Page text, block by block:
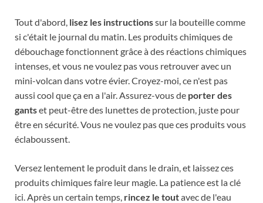
Tout d'abord, lisez les instructionssur la bouteille comme
si c'était le journal du matin. Les produits chimiques de
débouchage fonctionnent grâce à des réactions chimiques
intenses, et vous ne voulez pas vous retrouver avec un
mini-volcan dans votre évier. Croyez-moi, ce n'est pas
aussi cool que ça en a l'air. Assurez-vous de porter des
gantset peut-être des lunettes de protection, juste pour
être en sécurité. Vous ne voulez pas que ces produits vous
éclaboussent.
Versez lentement le produit dans le drain, et laissez ces
produits chimiques faire leur magie. La patience est la clé
ici. Après un certain temps, rincez le toutavec de l'eau